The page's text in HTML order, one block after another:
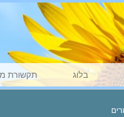
בלוג תקשורת